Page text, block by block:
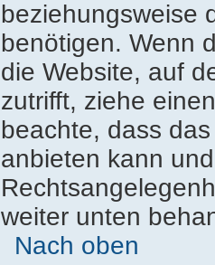
beziehungsweise
benötigen. Wenn
die Website, auf
zutrifft, ziehe
beachte, dass
anbieten kann
weiter unten
Nach oben